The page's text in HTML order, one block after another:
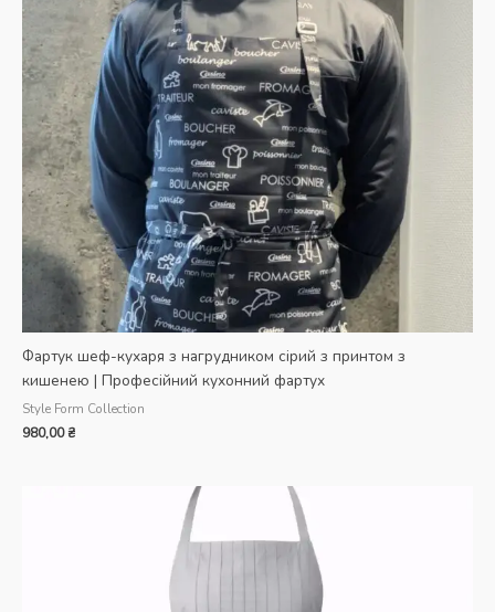
Фартук шеф-кухаря з нагрудником сірий з принтом з
кишенею | Професійний кухонний фартух
Style Form Collection
980,00₴